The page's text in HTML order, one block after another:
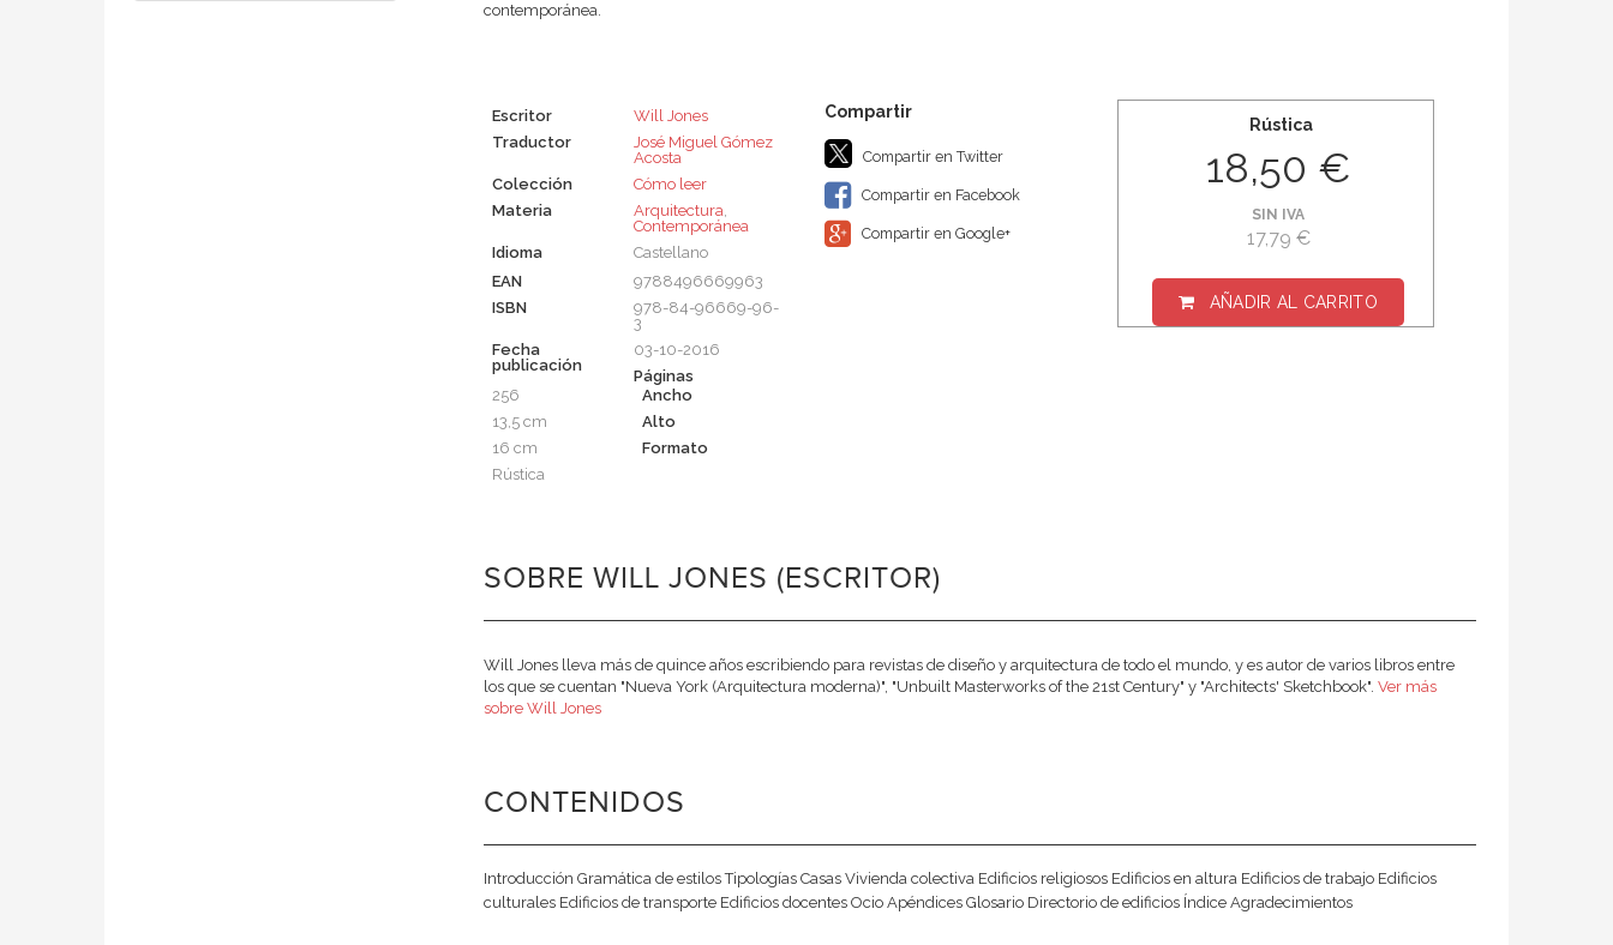
contemporánea.
Escritor
Will Jones
Traductor
José Miguel Gómez
Acosta
Colección
Cómo leer
Materia
Arquitectura,
Contemporánea
Idioma
Castellano
EAN
9788496669963
ISBN
978-84-96669-96-
3
Fecha
publicación
03-10-2016
Páginas
256
Ancho
13,5 cm
Alto
16 cm
Formato
Rústica
Compartir en Twitter
Compartir en Facebook
Compartir en Google+
Rústica
18,50 €
SIN IVA
17,79 €
AÑADIR AL CARRITO
SOBRE WILL JONES (ESCRITOR)
Will Jones lleva más de quince años escribiendo para revistas de diseño y arquitectura de todo el mundo, y es autor de varios libros entre
los que se cuentan "Nueva York (Arquitectura moderna)", "Unbuilt Masterworks of the 21st Century" y "Architects' Sketchbook". Ver más
sobre Will Jones
CONTENIDOS
Introducción Gramática de estilos Tipologías Casas Vivienda colectiva Edificios religiosos Edificios en altura Edificios de trabajo Edificios
culturales Edificios de transporte Edificios docentes Ocio Apéndices Glosario Directorio de edificios Índice Agradecimientos